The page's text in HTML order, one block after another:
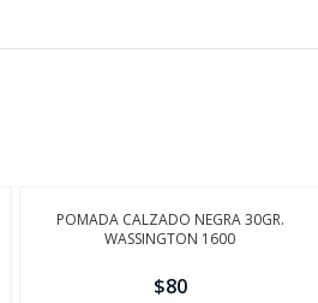
POMADA CALZADO NEGRA 30GR.
WASSINGTON 1600
$80